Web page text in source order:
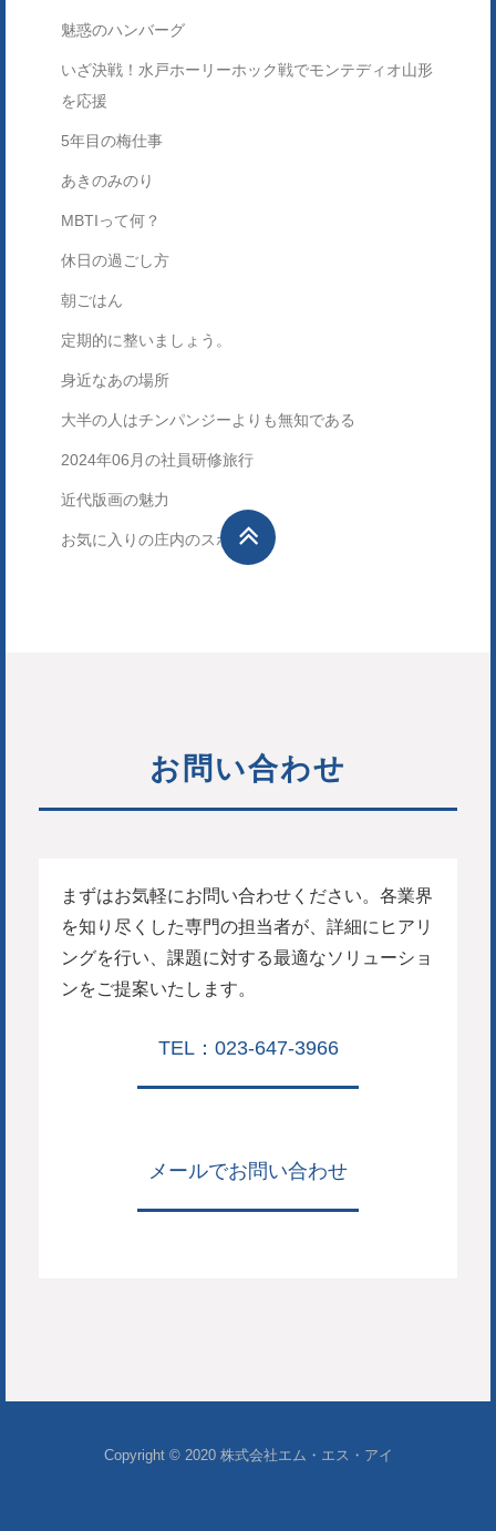
魅惑のハンバーグ
いざ決戦！水戸ホーリーホック戦でモンテディオ山形
を応援
5年目の梅仕事
あきのみのり
MBTIって何？
休日の過ごし方
朝ごはん
定期的に整いましょう。
身近なあの場所
大半の人はチンパンジーよりも無知である
2024年06月の社員研修旅行
近代版画の魅力
お気に入りの庄内のスポット
お問い合わせ
まずはお気軽にお問い合わせください。各業界
を知り尽くした専門の担当者が、詳細にヒアリ
ングを行い、課題に対する最適なソリューショ
ンをご提案いたします。
TEL：023-647-3966
メールでお問い合わせ
Copyright © 2020 株式会社エム・エス・アイ